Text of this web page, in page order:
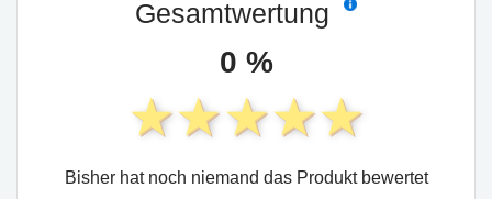
Gesamtwertung
0 %
Bisher hat noch niemand das Produkt bewertet